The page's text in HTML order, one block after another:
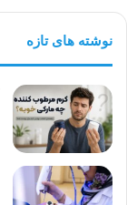
نوشته های تازه